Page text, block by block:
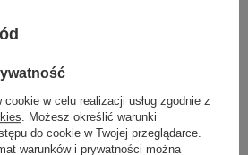
w celu realizacji usług zgodnie z
. Możesz określić warunki
do cookie w Twojej przeglądarce.
warunków i prywatności można